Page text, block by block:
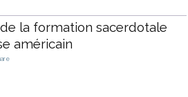
la formation sacerdotale
américain